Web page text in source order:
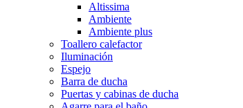
Altissima
Ambiente
Ambiente plus
Toallero calefactor
Iluminación
Espejo
Barra de ducha
Puertas y cabinas de ducha